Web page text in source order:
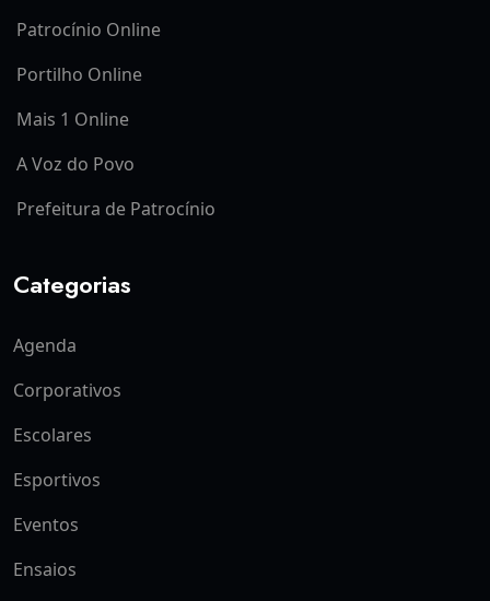
Patrocínio Online
Portilho Online
Mais 1 Online
A Voz do Povo
Prefeitura de Patrocínio
Categorias
Agenda
Corporativos
Escolares
Esportivos
Eventos
Ensaios